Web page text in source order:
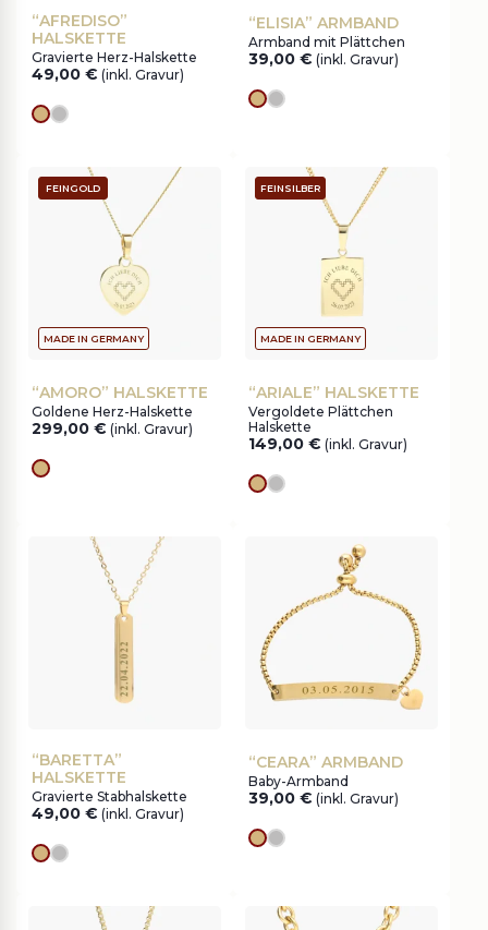
“AFREDISO”
HALSKETTE
Gravierte Herz-Halskette
49,00 € (inkl. Gravur)
Goldes
silver
“ELISIA” ARMBAND
Armband mit Plättchen
39,00 € (inkl. Gravur)
Goldes
silver
FEINGOLD
MADE IN GERMANY
“AMORO” HALSKETTE
Goldene Herz-Halskette
299,00 € (inkl. Gravur)
Goldes
FEINSILBER
MADE IN GERMANY
“ARIALE” HALSKETTE
Vergoldete Plättchen
Halskette
149,00 € (inkl. Gravur)
Goldes
silver
“BARETTA”
HALSKETTE
Gravierte Stabhalskette
49,00 € (inkl. Gravur)
Goldes
silver
“CEARA” ARMBAND
Baby-Armband
39,00 € (inkl. Gravur)
Goldes
silver